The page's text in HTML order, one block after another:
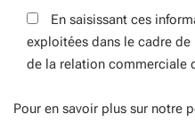
En saisissant ces
exploitées dans le cadre
de la relation commerciale
Pour en savoir plus sur notre